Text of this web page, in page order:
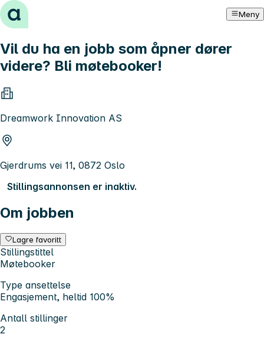
Hopp til innhold Meny
Vil du ha en jobb som åpner dører
videre? Bli møtebooker!
Dreamwork Innovation AS
Gjerdrums vei 11, 0872 Oslo
Stillingsannonsen er inaktiv.
Om jobben
Lagre favoritt
Stillingstittel
Møtebooker
Type ansettelse
Engasjement, heltid 100%
Antall stillinger
2